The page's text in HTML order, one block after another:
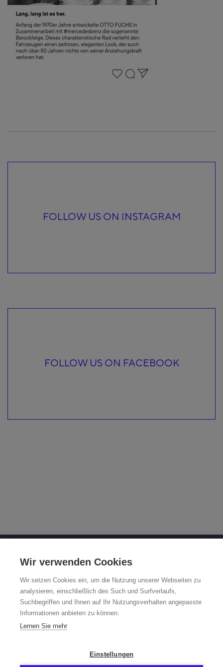
FOLLOW US ON INSTAGRAM
FOLLOW US ON FACEBOOK
Derschlager Straße 26
58540 Meinerzhagen, Germany
Fuchsfelge-Hotline +49 2354 73-317
Mo - Fr 8:00 - 12:00 a.m. and 1:00 - 3:00 p.m. (CET)
Wir verwenden Cookies
Wir setzen Cookies ein, um die Nutzung unserer Webseiten zu
analysieren, einschließlich des Such und Surfverlaufs,
Suchbegriffen und Ihnen auf Ihr Nutzungsverhalten angepasste
Informationen anbieten zu können.
Lernen Sie mehr
Einstellungen